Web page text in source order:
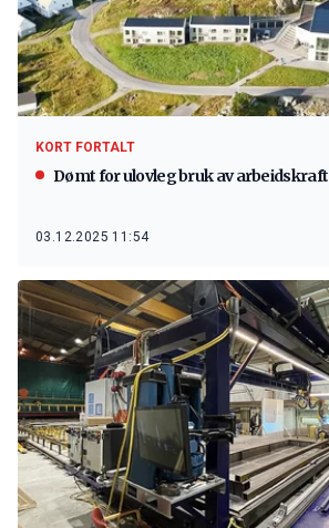
KORT FORTALT
Dømt for ulovleg bruk av arbeidskraft
03.12.2025 11:54